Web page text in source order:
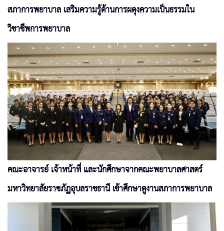
สภาการพยาบาล เสริมความรู้ด้านการผดุงความเป็นธรรมใน
วิชาชีพการพยาบาล
คณะอาจารย์ เจ้าหน้าที่ และนักศึกษาจากคณะพยาบาลศาสตร์
มหาวิทยาลัยราชภัฏอุบลราชธานี เข้าศึกษาดูงานสภาการพยาบาล